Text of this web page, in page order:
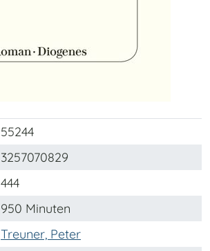
55244
3257070829
444
950 Minuten
Treuner, Peter